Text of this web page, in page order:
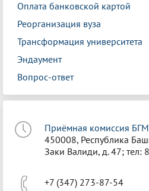
Оплата банковской картой
Реорганизация вуза
Трансформация университета
Эндаумент
Вопрос-ответ
Приёмная комиссия
450008, Республика
Заки Валиди, д. 47; тел:
+7 (347) 273-87-54